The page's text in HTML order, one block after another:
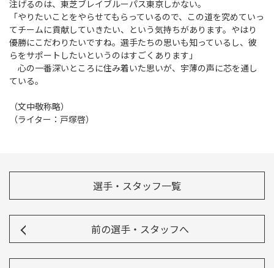
注げるのは、東芝ブレイブルーパス東京しかない。
「やりたいことをやらせてもらっているので、この道を究めていっ
てチームに貢献していきたい、という気持ちがあります。やはり
優勝にこだわりたいですね。選手たちの思いも知っているし、彼
らをサポートしたいというのはすごくあります」
心の一番深いところに住み着いた思いが、宇薄の声に芯を通し
ている。
（文中敬称略）
（ライター：戸塚啓）
選手・スタッフ一覧
前の選手・スタッフへ